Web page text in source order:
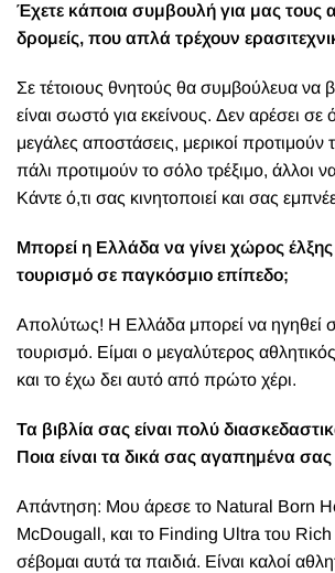
Έχετε κάποια συμβουλή για μας τους
δρομείς, που απλά τρέχουν
Σε τέτοιους θνητούς θα συμβούλευα να
είναι σωστό για εκείνους. Δεν αρέσει σε
μεγάλες αποστάσεις, μερικοί προτιμούν
πάλι προτιμούν το σόλο τρέξιμο, άλλοι
Κάντε ό,τι σας κινητοποιεί και σας
Μπορεί η Ελλάδα να γίνει χώρος έλξης
τουρισμό σε παγκόσμιο επίπεδο;
Απολύτως! Η Ελλάδα μπορεί να ηγηθεί
τουρισμό. Είμαι ο μεγαλύτερος
και το έχω δει αυτό από πρώτο χέρι.
Τα βιβλία σας είναι πολύ
Ποια είναι τα δικά σας αγαπημένα σας
Απάντηση: Μου άρεσε το Natural Born
McDougall, και το Finding Ultra του
σέβομαι αυτά τα παιδιά. Είναι καλοί